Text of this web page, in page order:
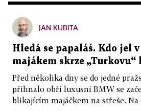
JAN KUBITA
Hledá se papaláš. Kdo jel
majákem skrze „Turkovu“
Před několika dny se do jedné
přihnalo obří luxusní BMW se
blikajícím majáčkem na střeše. Na